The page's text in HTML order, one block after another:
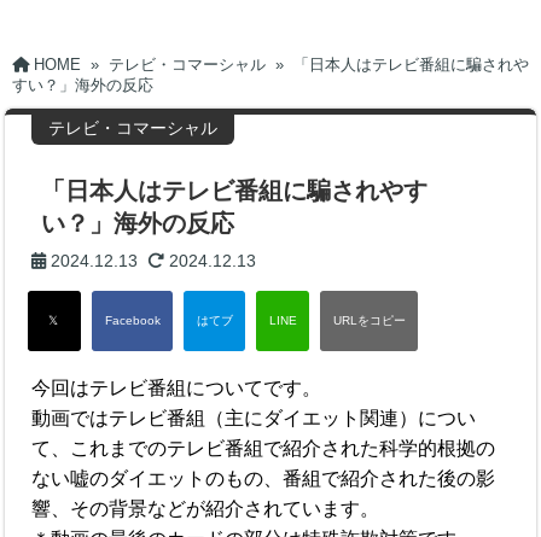
HOME » テレビ・コマーシャル »
「日本人はテレビ番組に騙されや
すい？」海外の反応
テレビ・コマーシャル
「日本人はテレビ番組に騙されやす
い？」海外の反応
2024.12.13 2024.12.13
今回はテレビ番組についてです。
動画ではテレビ番組（主にダイエット関連）につい
て、これまでのテレビ番組で紹介された科学的根拠の
ない嘘のダイエットのもの、番組で紹介された後の影
響、その背景などが紹介されています。